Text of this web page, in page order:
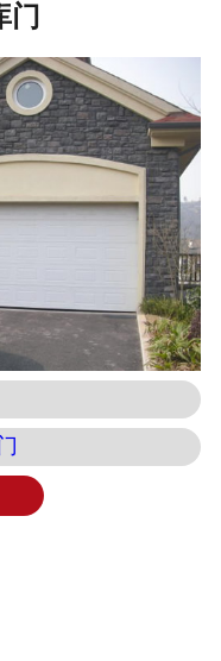
门